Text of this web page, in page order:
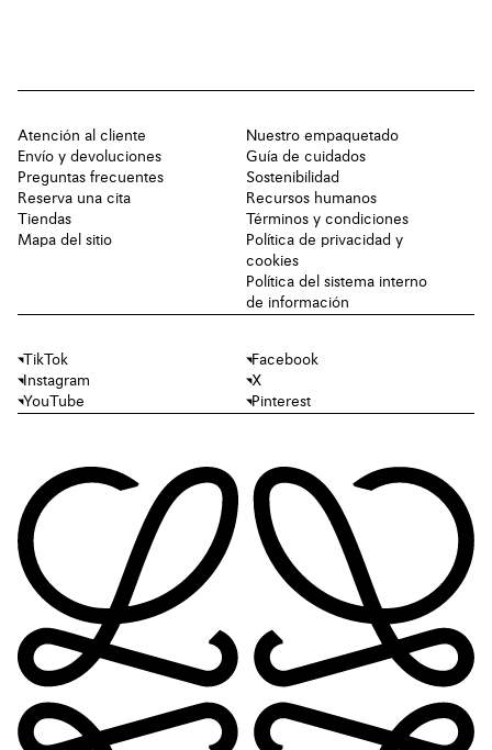
Atención al cliente
Envío y devoluciones
Preguntas frecuentes
Reserva una cita
Tiendas
Mapa del sitio
Nuestro empaquetado
Guía de cuidados
Sostenibilidad
Recursos humanos
Términos y condiciones
Política de privacidad y
cookies
Política del sistema interno
de información
TikTok
Facebook
Instagram
X
YouTube
Pinterest